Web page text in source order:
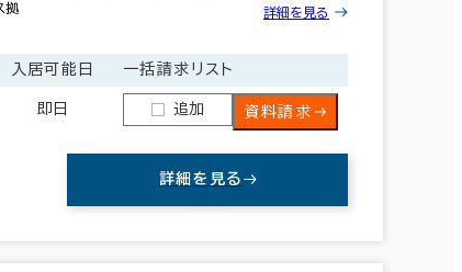
拠
詳細を見る
入居可能日 一括請求リスト
即日 追加 資料請求
詳細を見る